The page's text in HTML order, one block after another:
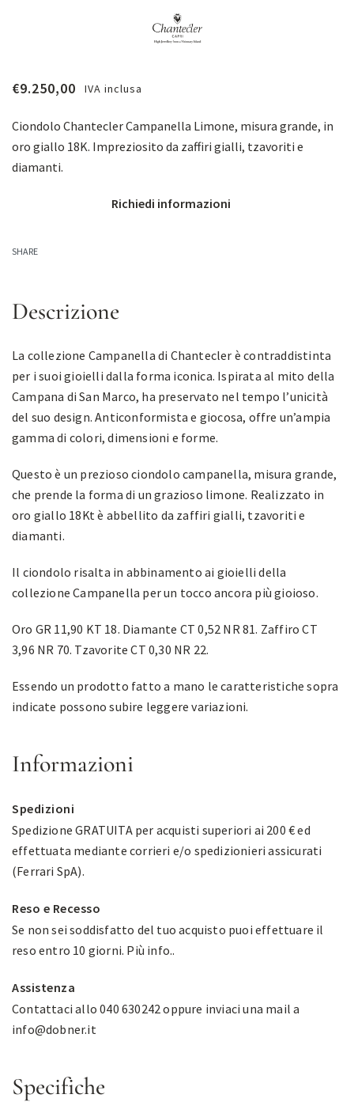
€9.250,00 IVA inclusa
Ciondolo Chantecler Campanella Limone, misura grande, in
oro giallo 18K. Impreziosito da zaffiri gialli, tzavoriti e
diamanti.
Richiedi informazioni
SHARE
Descrizione
La collezione Campanella di Chantecler è contraddistinta
per i suoi gioielli dalla forma iconica. Ispirata al mito della
Campana di San Marco, ha preservato nel tempo l’unicità
del suo design. Anticonformista e giocosa, offre un’ampia
gamma di colori, dimensioni e forme.
Questo è un prezioso ciondolo campanella, misura grande,
che prende la forma di un grazioso limone. Realizzato in
oro giallo 18Kt è abbellito da zaffiri gialli, tzavoriti e
diamanti.
Il ciondolo risalta in abbinamento ai gioielli della
collezione Campanella per un tocco ancora più gioioso.
Oro GR 11,90 KT 18. Diamante CT 0,52 NR 81. Zaffiro CT
3,96 NR 70. Tzavorite CT 0,30 NR 22.
Essendo un prodotto fatto a mano le caratteristiche sopra
indicate possono subire leggere variazioni.
Informazioni
Spedizioni
Spedizione GRATUITA per acquisti superiori ai 200 € ed
effettuata mediante corrieri e/o spedizionieri assicurati
(Ferrari SpA).
Reso e Recesso
Se non sei soddisfatto del tuo acquisto puoi effettuare il
reso entro 10 giorni. Più info..
Assistenza
Contattaci allo 040 630242 oppure inviaci una mail a
info@dobner.it
Specifiche